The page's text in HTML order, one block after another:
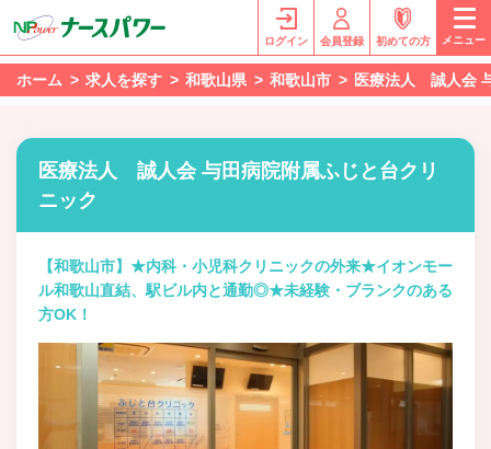
ログイン 会員登録 初めての方 メニュー
ホーム 求人を探す 和歌山県 和歌山市 医療法人 誠人会
医療法人 誠人会 与田病院附属ふじと台クリ
ニック
【和歌山市】★内科・小児科クリニックの外来★イオンモー
ル和歌山直結、駅ビル内と通勤◎★未経験・ブランクのある
方OK！